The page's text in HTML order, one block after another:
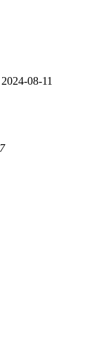
2024-08-11